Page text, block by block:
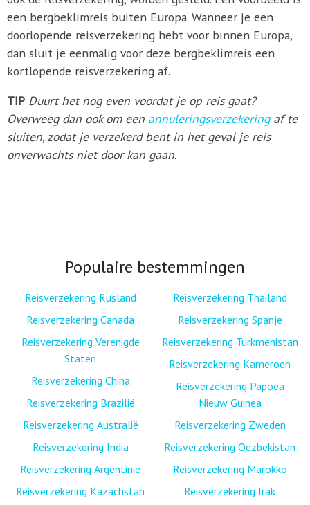
een bergbeklimreis buiten Europa. Wanneer je een
doorlopende reisverzekering hebt voor binnen Europa,
dan sluit je eenmalig voor deze bergbeklimreis een
kortlopende reisverzekering af.
TIP Duurt het nog even voordat je op reis gaat?
Overweeg dan ook om een annuleringsverzekeringaf te
sluiten, zodat je verzekerd bent in het geval je reis
onverwachts niet door kan gaan.
Populaire bestemmingen
Reisverzekering Rusland
Reisverzekering Canada
Reisverzekering Verenigde
Staten
Reisverzekering China
Reisverzekering Brazilië
Reisverzekering Australië
Reisverzekering India
Reisverzekering Argentinië
Reisverzekering Kazachstan
Reisverzekering Thailand
Reisverzekering Spanje
Reisverzekering Turkmenistan
Reisverzekering Kameroen
Reisverzekering Papoea
Nieuw Guinea
Reisverzekering Zweden
Reisverzekering Oezbekistan
Reisverzekering Marokko
Reisverzekering Irak